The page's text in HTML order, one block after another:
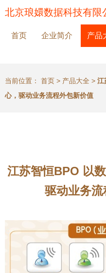
北京琅嬛数据科技有限
首页 企业简介 产品
当前位置： 首页 > 产品大全 > 江
心，驱动业务流程外包新价值
江苏智恒BPO 以
驱动业务